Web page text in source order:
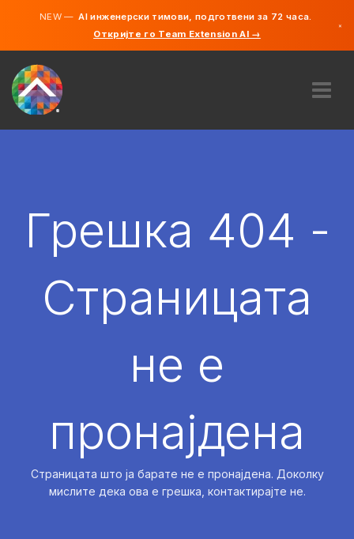
NEW —AI инженерски тимови, подготвени за 72 часа.
Откријте го Team Extension AI →
×
АНГАЖИРАЈ
Грешка 404 -
Страницата
не е
пронајдена
Страницата што ја барате не е пронајдена. Доколку
мислите дека ова е грешка, контактирајте не.